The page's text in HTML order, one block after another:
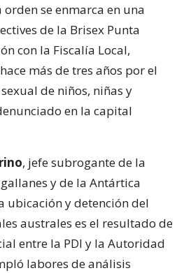
orden se enmarca en una
de la Brisex Punta
con la Fiscalía Local,
más de tres años por el
de niños, niñas y
en la capital
, jefe subrogante de la
y de la Antártica
ubicación y detención del
australes es el resultado de
entre la PDI y la Autoridad
labores de análisis